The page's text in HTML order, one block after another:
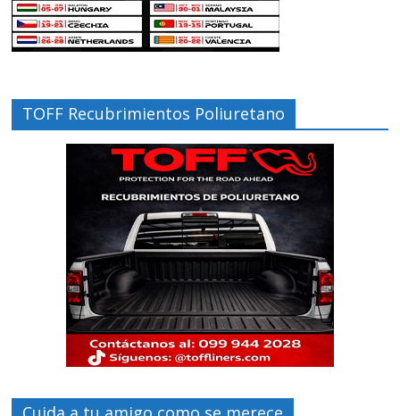
TOFF Recubrimientos Poliuretano